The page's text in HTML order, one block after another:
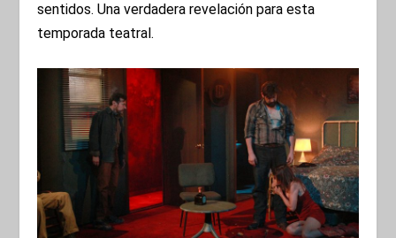
sentidos. Una verdadera revelación para esta
temporada teatral.